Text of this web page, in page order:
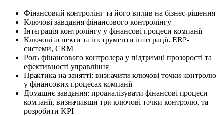
Фінансовий контролінг та його вплив на бізнес-рішення
Ключові завдання фінансового контролінгу
Інтеграція контролінгу у фінансові процеси компанії
Ключові аспекти та інструменти інтеграції: ERP-
системи, CRM
Роль фінансового контролера у підтримці прозорості та
ефективності управління
Практика на занятті: визначити ключові точки контролю
у фінансових процесах компанії
Домашнє завдання: проаналізувати фінансові процеси
компанії, визначивши три ключові точки контролю, та
розробити KPI